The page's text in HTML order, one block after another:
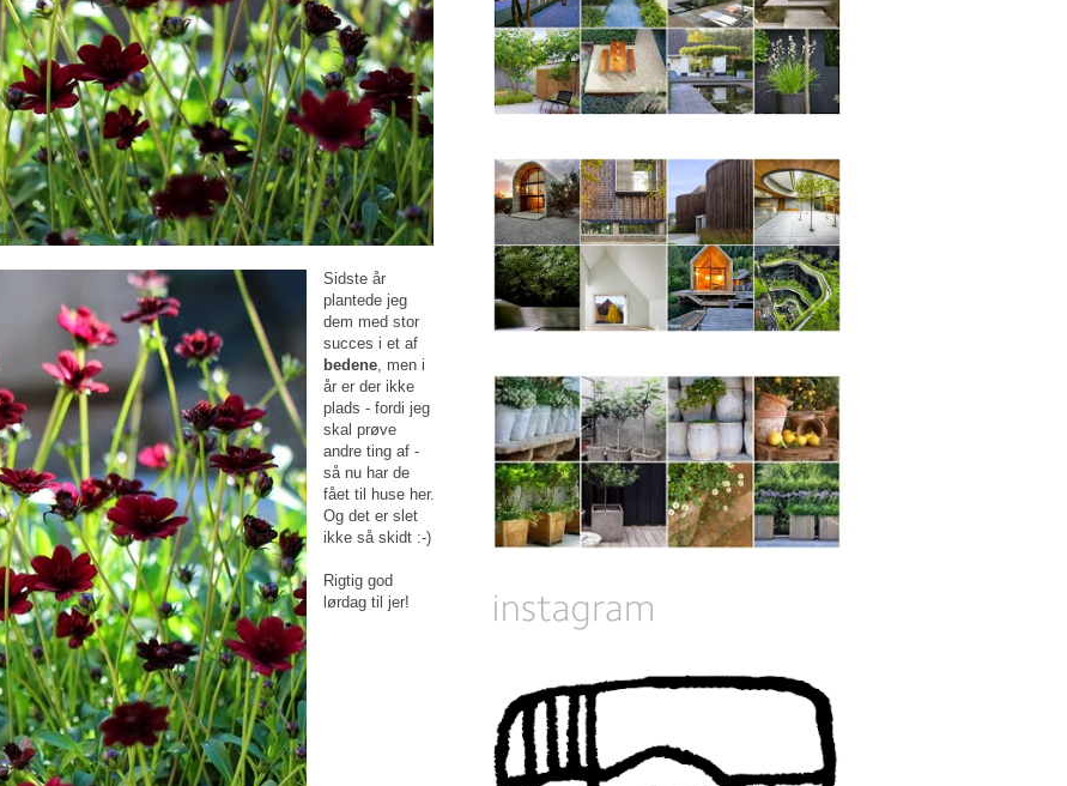
Sidste år
plantede jeg
dem med stor
succes i et af
bedene, men i
år er der ikke
plads - fordi jeg
skal prøve
andre ting af -
så nu har de
fået til huse her.
Og det er slet
ikke så skidt :-)
Rigtig god
lørdag til jer!